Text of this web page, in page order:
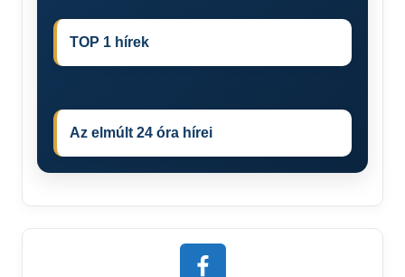
TOP 1 hírek
Az elmúlt 24 óra hírei